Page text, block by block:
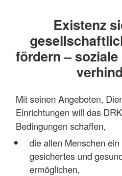
Existenz
fördern –
Mit seinen Angeboten,
Einrichtungen will das DRK
Bedingungen schaffen,
die allen Menschen
gesichertes und
ermöglichen,